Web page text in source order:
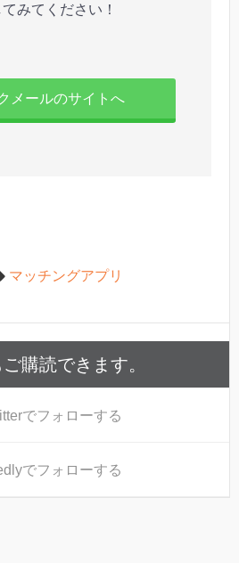
みてください！
メールのサイトへ
マッチングアプリ
購読できます。
でフォローする
でフォローする